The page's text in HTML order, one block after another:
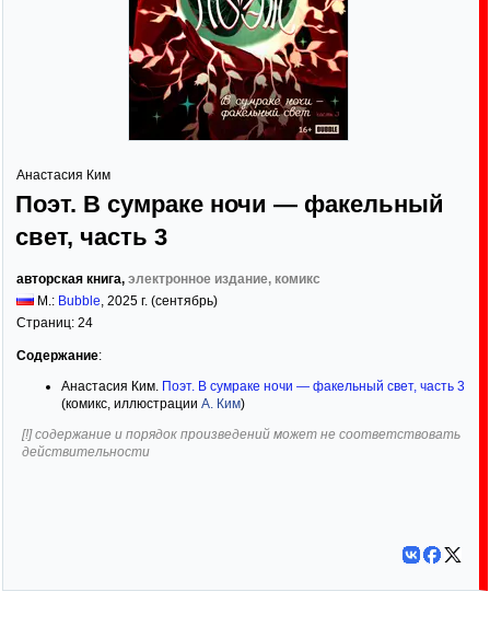
Анастасия Ким
Поэт. В сумраке ночи — факельный
свет, часть 3
авторская книга, электронное издание, комикс
М.: Bubble, 2025 г. (сентябрь)
Страниц: 24
Содержание:
Анастасия Ким. Поэт. В сумраке ночи — факельный свет, часть 3
(комикс, иллюстрации А. Ким)
[!] содержание и порядок произведений может не соответствовать
действительности